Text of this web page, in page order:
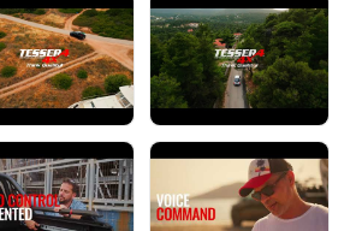
Integrierte LED-
Sie Sicht und Sicherheit mit
elektrischen System des
LED-Leiste dient als Bremslicht,
und Hindernisindikator. Die
LED-Leiste über die gesamte Länge,
der beweglichen Endlamelle
mit der Abdeckung und sorgt für
und vollständige Beleuchtung
bei Nacht, selbst bei voller